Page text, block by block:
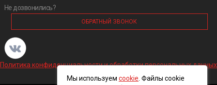
Не дозвонились?
ОБРАТНЫЙ ЗВОНОК
Политика конфиденциальности и обработки персональных данных
Мы используем cookie . Файлы cookie